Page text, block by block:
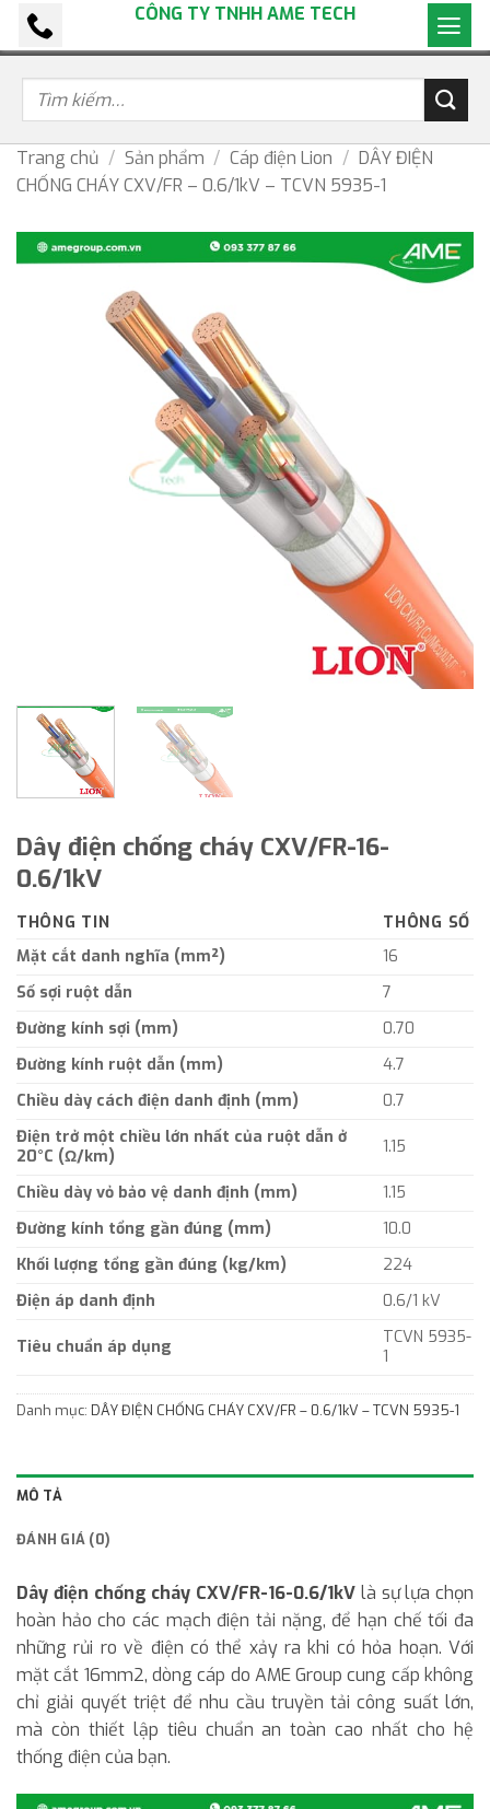
dung
CÔNG TY TNHH AME TECH
Trang chủ / Sản phẩm / Cáp điện Lion / DÂY ĐIỆN
CHỐNG CHÁY CXV/FR – 0.6/1kV – TCVN 5935-1
Dây điện chống cháy CXV/FR-16-
0.6/1kV
THÔNG TIN
THÔNG SỐ
Mặt cắt danh nghĩa (mm²)
16
Số sợi ruột dẫn
7
Đường kính sợi (mm)
0.70
Đường kính ruột dẫn (mm)
4.7
Chiều dày cách điện danh định (mm)
0.7
Điện trở một chiều lớn nhất của ruột dẫn ở
20°C (Ω/km)
1.15
Chiều dày vỏ bảo vệ danh định (mm)
1.15
Đường kính tổng gần đúng (mm)
10.0
Khối lượng tổng gần đúng (kg/km)
224
Điện áp danh định
0.6/1 kV
Tiêu chuẩn áp dụng
TCVN 5935-
1
Danh mục: DÂY ĐIỆN CHỐNG CHÁY CXV/FR – 0.6/1kV – TCVN 5935-1
MÔ TẢ
ĐÁNH GIÁ (0)
Dây điện chống cháy CXV/FR-16-0.6/1kV là sự lựa chọn
hoàn hảo cho các mạch điện tải nặng, để hạn chế tối đa
những rủi ro về điện có thể xảy ra khi có hỏa hoạn. Với
mặt cắt 16mm2, dòng cáp do AME Group cung cấp không
chỉ giải quyết triệt để nhu cầu truyền tải công suất lớn,
mà còn thiết lập tiêu chuẩn an toàn cao nhất cho hệ
thống điện của bạn.